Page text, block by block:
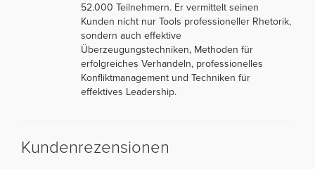
52.000 Teilnehmern. Er vermittelt seinen
Kunden nicht nur Tools professioneller Rhetorik,
sondern auch effektive
Überzeugungstechniken, Methoden für
erfolgreiches Verhandeln, professionelles
Konfliktmanagement und Techniken für
effektives Leadership.
Kundenrezensionen